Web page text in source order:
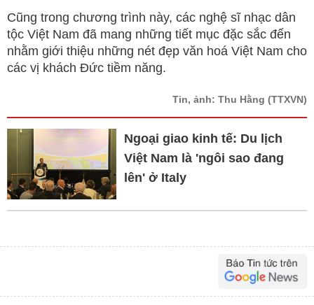
Cũng trong chương trình này, các nghệ sĩ nhạc dân
tộc Việt Nam đã mang những tiết mục đặc sắc đến
nhằm giới thiệu những nét đẹp văn hoá Việt Nam cho
các vị khách Đức tiềm năng.
Tin, ảnh: Thu Hằng (TTXVN)
Ngoại giao kinh tế: Du lịch
Việt Nam là 'ngôi sao đang
lên' ở Italy